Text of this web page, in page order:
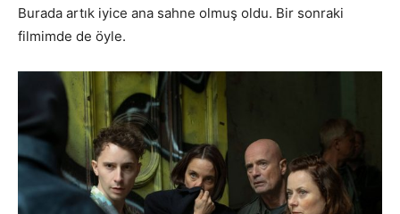
Burada artık iyice ana sahne olmuş oldu. Bir sonraki
filmimde de öyle.